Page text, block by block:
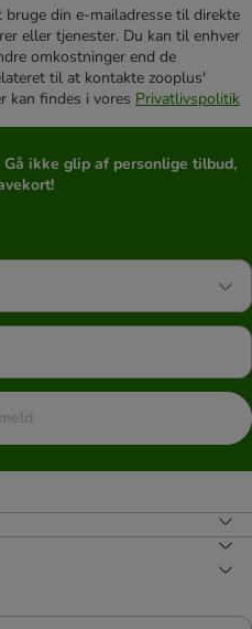
din e-mailadresse til direkte
eller tjenester. Du kan til enhver
omkostninger end de
til at kontakte zooplus'
kan findes i vores Privatlivspolitik
Gå ikke glip af personlige tilbud,